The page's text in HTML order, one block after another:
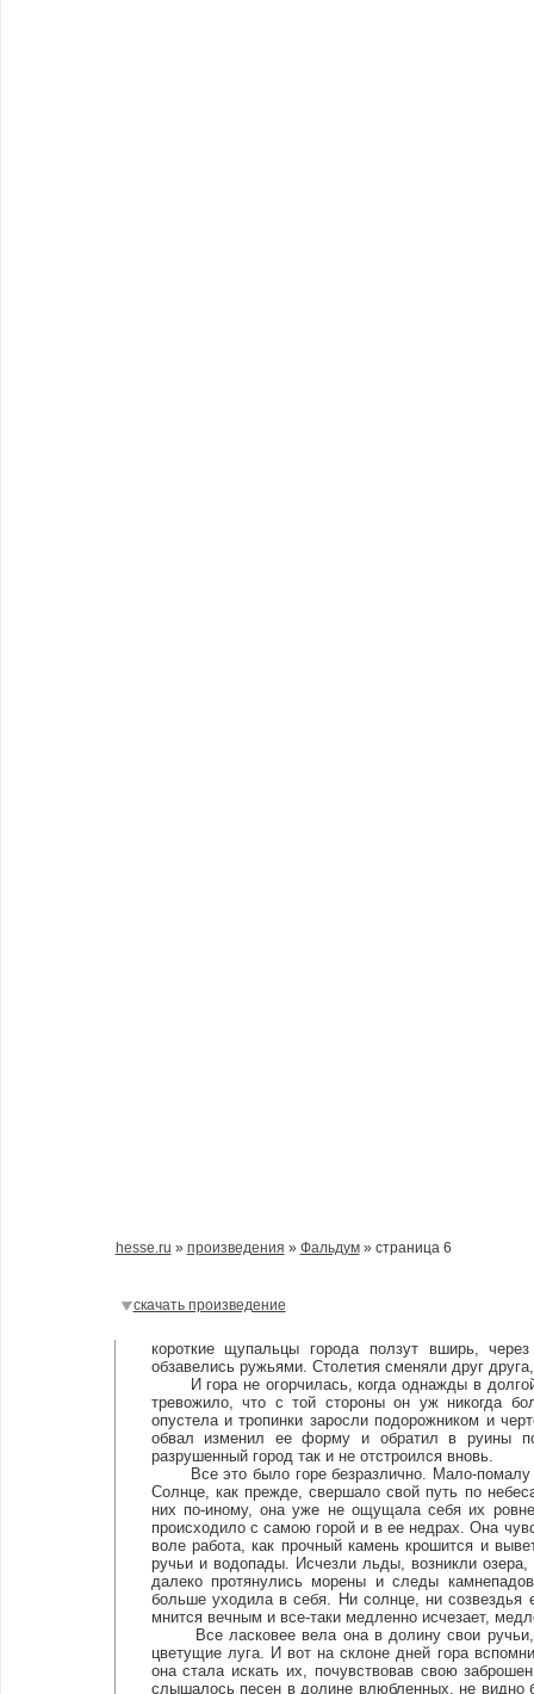
hesse.ru » произведения » Фальдум» страница 6
скачать произведение
короткие щупальцы города ползут вширь,
обзавелись ружьями. Столетия сменяли друг
И гора не огорчилась, когда однажды в
тревожило, что с той стороны он уж никогда
опустела и тропинки заросли подорожником и
обвал изменил ее форму и обратил в руины
разрушенный город так и не отстроился вновь.
Все это было горе безразлично. Мало-помалу
Солнце, как прежде, свершало свой путь по
них по-иному, она уже не ощущала себя их
происходило с самою горой и в ее недрах. Она
воле работа, как прочный камень крошится и
ручьи и водопады. Исчезли льды, возникли
далеко протянулись морены и следы
больше уходила в себя. Ни солнце, ни созвездья
мнится вечным и все-таки медленно исчезает,
Все ласковее вела она в долину свои ручьи,
цветущие луга. И вот на склоне дней гора
она стала искать их, почувствовав свою
слышалось песен в долине влюбленных, не